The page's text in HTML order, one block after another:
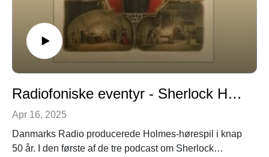
Radiofoniske eventyr - Sherlock Holmes i dansk radiodramatik - 1. episode
Apr 16, 2025
Danmarks Radio producerede Holmes-hørespil i knap
50 år. I den første af de tre podcast om Sherlock